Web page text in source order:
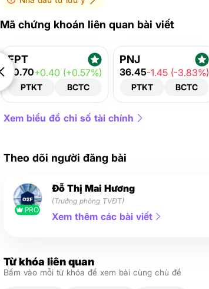
Mã chứng khoán liên quan bài viết
FPT
70.70+0.40 (+0.57%)
PTKT BCTC
PNJ
36.45-1.45 (-3.83%)
PTKT BCTC
Xem biểu đồ chỉ số tài chính
Theo dõi người đăng bài
PRO
Đỗ Thị Mai Hương
(Trưởng phòng TVĐT)
Xem thêm các bài viết
Từ khóa liên quan
Bấm vào mỗi từ khóa để xem bài cùng chủ đề